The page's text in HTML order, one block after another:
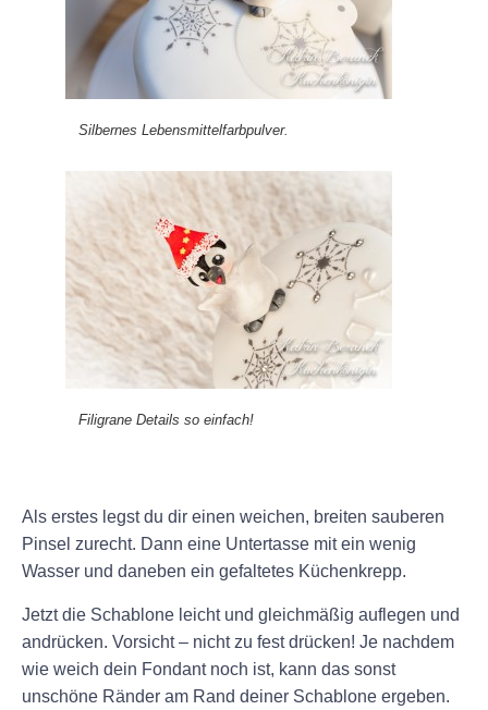
Silbernes Lebensmittelfarbpulver.
Filigrane Details so einfach!
Als erstes legst du dir einen weichen, breiten sauberen
Pinsel zurecht. Dann eine Untertasse mit ein wenig
Wasser und daneben ein gefaltetes Küchenkrepp.
Jetzt die Schablone leicht und gleichmäßig auflegen und
andrücken. Vorsicht – nicht zu fest drücken! Je nachdem
wie weich dein Fondant noch ist, kann das sonst
unschöne Ränder am Rand deiner Schablone ergeben.